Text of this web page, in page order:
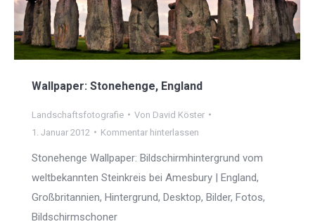
Wallpaper: Stonehenge, England
Landschaftsfotografie Von David Köster
1. Januar 2012
Kommentar hinterlassen
Stonehenge Wallpaper: Bildschirmhintergrund vom
weltbekannten Steinkreis bei Amesbury | England,
Großbritannien, Hintergrund, Desktop, Bilder, Fotos,
Bildschirmschoner